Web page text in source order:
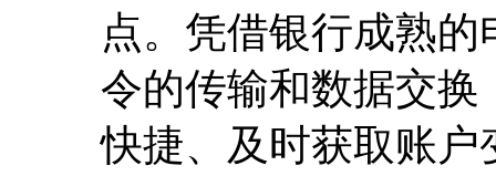
点。凭借银行成熟
令的传输和数据交
快捷、及时获取账